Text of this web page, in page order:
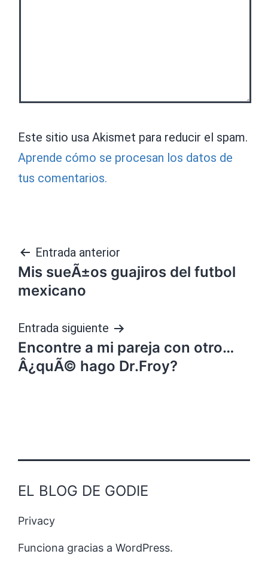
Este sitio usa Akismet para reducir el spam.
Aprende cómo se procesan los datos de
tus comentarios.
Navegación
de
Entrada anterior
Mis sueÃ±os guajiros del futbol
mexicano
Entrada siguiente
Encontre a mi pareja con otro…
Â¿quÃ© hago Dr.Froy?
EL BLOG DE GODIE
Privacy
Funciona gracias a WordPress.